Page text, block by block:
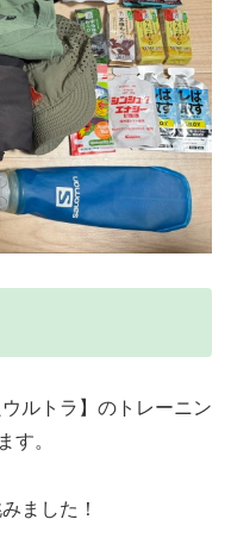
ルトラ】のトレーニン
す。
ました！